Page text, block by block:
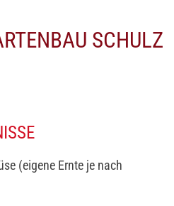
SCHULZ
(eigene Ernte je nach